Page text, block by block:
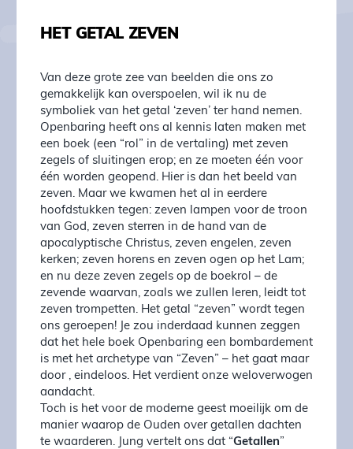
HET GETAL ZEVEN
Van deze grote zee van beelden die ons zo
gemakkelijk kan overspoelen, wil ik nu de
symboliek van het getal ‘zeven’ ter hand nemen.
Openbaring heeft ons al kennis laten maken met
een boek (een “rol” in de vertaling) met zeven
zegels of sluitingen erop; en ze moeten één voor
één worden geopend. Hier is dan het beeld van
zeven. Maar we kwamen het al in eerdere
hoofdstukken tegen: zeven lampen voor de troon
van God, zeven sterren in de hand van de
apocalyptische Christus, zeven engelen, zeven
kerken; zeven horens en zeven ogen op het Lam;
en nu deze zeven zegels op de boekrol – de
zevende waarvan, zoals we zullen leren, leidt tot
zeven trompetten. Het getal “zeven” wordt tegen
ons geroepen! Je zou inderdaad kunnen zeggen
dat het hele boek Openbaring een bombardement
is met het archetype van “Zeven” – het gaat maar
door , eindeloos. Het verdient onze weloverwogen
aandacht.
Toch is het voor de moderne geest moeilijk om de
manier waarop de Ouden over getallen dachten
te waarderen. Jung vertelt ons dat “Getallen”